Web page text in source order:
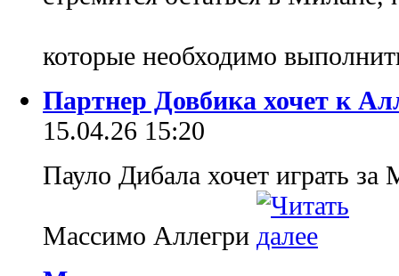
которые необходимо
Партнер Довбика хочет к
15.04.26 15:20
Пауло Дибала хочет играть
Массимо Аллегри